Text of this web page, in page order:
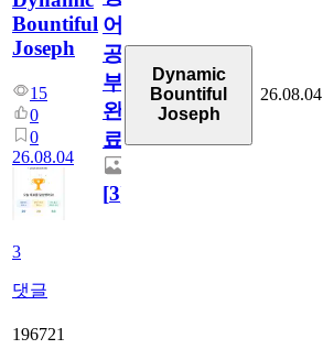
Bountiful
Joseph
15
0
0
26.08.04
3
댓글
어
공
부
완
료
[3]
Dynamic
Bountiful
Joseph
26.08.04
196721